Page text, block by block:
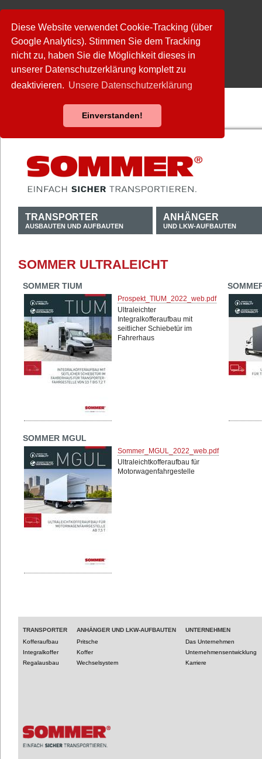
Diese Website verwendet Cookie-Tracking (über
Google Analytics). Stimmen Sie dem Tracking
nicht zu, haben Sie die Möglichkeit dieses in
unserer Datenschutzerklärung komplett zu
deaktivieren. Unsere Datenschutzerklärung
Einverstanden!
TRANSPORTER
AUSBAUTEN UND AUFBAUTEN
ANHÄNGER
UND LKW-AUFBAUTEN
SOMMER ULTRALEICHT
SOMMER TIUM
Prospekt_TIUM_2022_web.pdf
Ultraleichter
Integralkofferaufbau mit
seitlicher Schiebetür im
Fahrerhaus
SOMMER MGUL
Sommer_MGUL_2022_web.pdf
Ultraleichtkofferaufbau für
Motorwagenfahrgestelle
TRANSPORTER
Kofferaufbau
Integralkoffer
Regalausbau
ANHÄNGER UND LKW-AUFBAUTEN
Pritsche
Koffer
Wechselsystem
UNTERNEHMEN
Das Unternehmen
Unternehmensentwicklung
Karriere